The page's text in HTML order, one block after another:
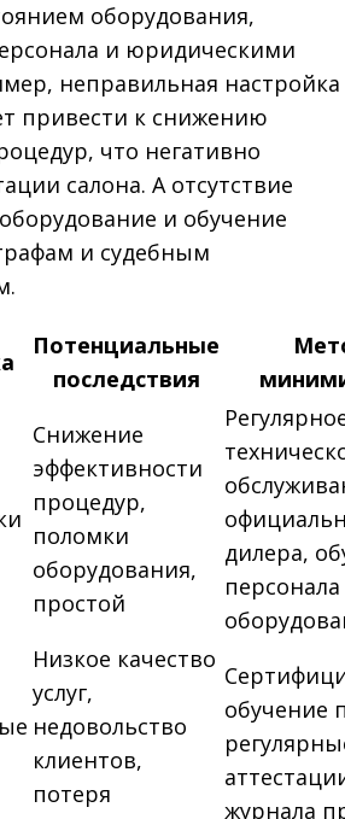
оборудования,
и юридическими
неправильная настройка
привести к снижению
что негативно
салона. А отсутствие
и обучение
и судебным
Потенциальные
последствия
Снижение
эффективности
процедур,
поломки
оборудования,
простой
дилера,
Низкое качество
услуг,
недовольство
клиентов,
потеря
обучение
журнала